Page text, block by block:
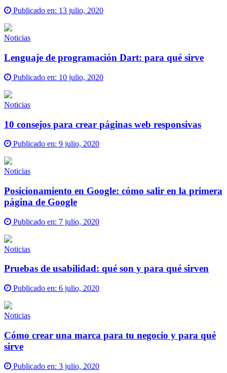
Publicado en: 13 julio, 2020
Noticias
Lenguaje de programación Dart: para qué sirve
Publicado en: 10 julio, 2020
Noticias
10 consejos para crear páginas web responsivas
Publicado en: 9 julio, 2020
Noticias
Posicionamiento en Google: cómo salir en la primera
página de Google
Publicado en: 7 julio, 2020
Noticias
Pruebas de usabilidad: qué son y para qué sirven
Publicado en: 6 julio, 2020
Noticias
Cómo crear una marca para tu negocio y para qué
sirve
Publicado en: 3 julio, 2020